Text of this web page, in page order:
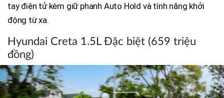
tay điện tử kèm giữ phanh Auto Hold và tính năng khởi
động từ xa.
Hyundai Creta 1.5L Đặc biệt (659 triệu
đồng)